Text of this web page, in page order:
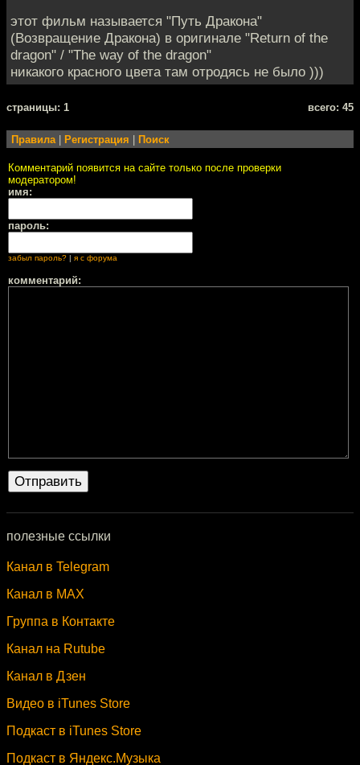
этот фильм называется "Путь Дракона"
(Возвращение Дракона) в оригинале "Return of the
dragon" / "The way of the dragon"
никакого красного цвета там отродясь не было )))
cтраницы: 1 всего: 45
Правила | Регистрация | Поиск
Комментарий появится на сайте только после проверки
модератором!
имя:
пароль:
забыл пароль? | я с форума
комментарий:
полезные ссылки
Канал в Telegram
Канал в MAX
Группа в Контакте
Канал на Rutube
Канал в Дзен
Видео в iTunes Store
Подкаст в iTunes Store
Подкаст в Яндекс.Музыка